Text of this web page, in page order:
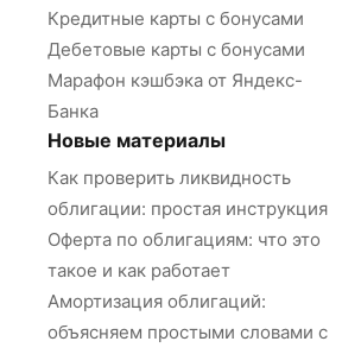
Кредитные карты с бонусами
Дебетовые карты с бонусами
Марафон кэшбэка от Яндекс-
Банка
Новые материалы
Как проверить ликвидность
облигации: простая инструкция
Оферта по облигациям: что это
такое и как работает
Амортизация облигаций:
объясняем простыми словами с